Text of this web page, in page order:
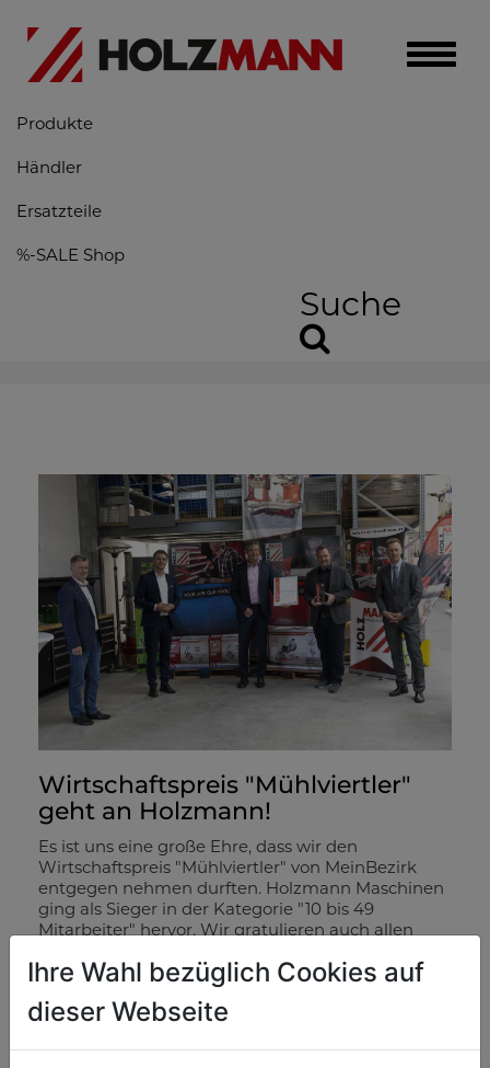
Toggle
Produkte
Händler
Ersatzteile
%-SALE Shop
Suche
Wirtschaftspreis "Mühlviertler"
geht an Holzmann!
Es ist uns eine große Ehre, dass wir den
Wirtschaftspreis "Mühlviertler" von MeinBezirk
entgegen nehmen durften. Holzmann Maschinen
ging als Sieger in der Kategorie "10 bis 49
Mitarbeiter" hervor. Wir gratulieren auch allen
Kinderwagen, Göweil und Naturbackstube
Danke an unser Team. HOLZMANN Your Job. Our
Ihre Wahl bezüglich Cookies auf
dieser Webseite